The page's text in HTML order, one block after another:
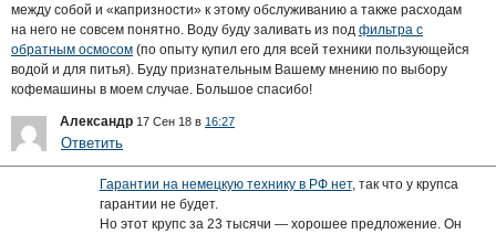
между собой и «капризности» к этому обслуживанию а также расходам
на него не совсем понятно. Воду буду заливать из под фильтра с
обратным осмосом (по опыту купил его для всей техники пользующейся
водой и для питья). Буду признательным Вашему мнению по выбору
кофемашины в моем случае. Большое спасибо!
Александр 17 Сен 18 в 16:27
Ответить
Гарантии на немецкую технику в РФ нет, так что у крупса
гарантии не будет.
Но этот крупс за 23 тысячи — хорошее предложение. Он